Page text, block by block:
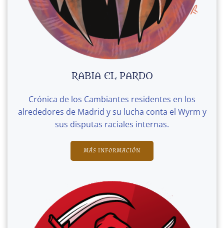
RABIA EL PARDO
Crónica de los Cambiantes residentes en los
alrededores de Madrid y su lucha conta el Wyrm y
sus disputas raciales internas.
MÁS INFORMACIÓN